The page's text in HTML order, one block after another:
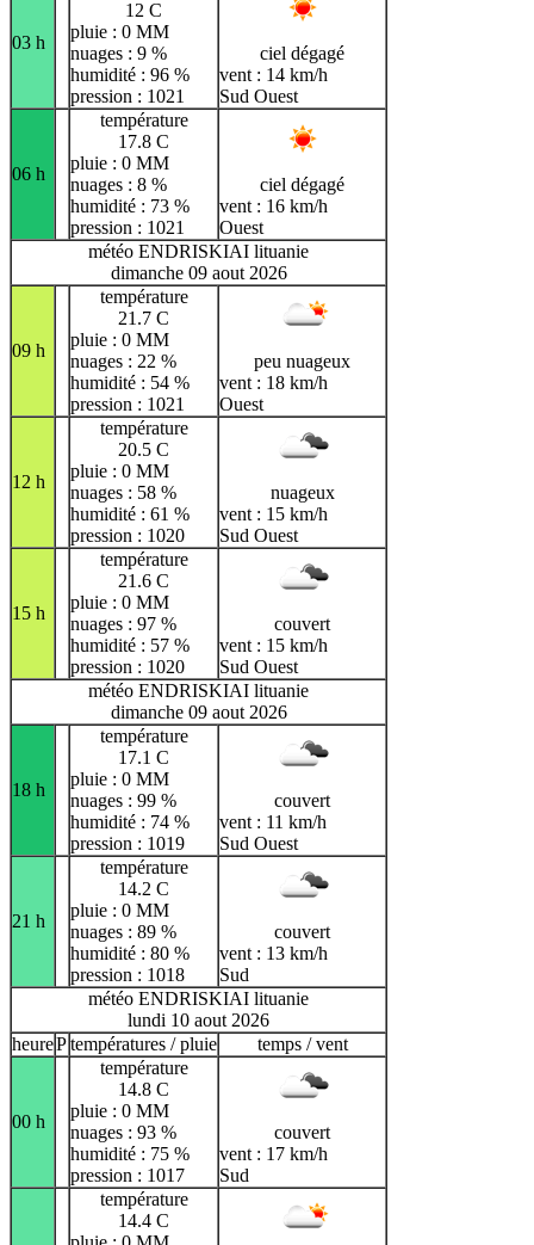
03 h
12 C
pluie : 0 MM
nuages : 9 %
humidité : 96 %
pression : 1021
ciel dégagé
vent : 14 km/h
Sud Ouest
06 h
température
17.8 C
pluie : 0 MM
nuages : 8 %
humidité : 73 %
pression : 1021
ciel dégagé
vent : 16 km/h
Ouest
météo ENDRISKIAI lituanie
dimanche 09 aout 2026
09 h
température
21.7 C
pluie : 0 MM
nuages : 22 %
humidité : 54 %
pression : 1021
peu nuageux
vent : 18 km/h
Ouest
12 h
température
20.5 C
pluie : 0 MM
nuages : 58 %
humidité : 61 %
pression : 1020
nuageux
vent : 15 km/h
Sud Ouest
15 h
température
21.6 C
pluie : 0 MM
nuages : 97 %
humidité : 57 %
pression : 1020
couvert
vent : 15 km/h
Sud Ouest
météo ENDRISKIAI lituanie
dimanche 09 aout 2026
18 h
température
17.1 C
pluie : 0 MM
nuages : 99 %
humidité : 74 %
pression : 1019
couvert
vent : 11 km/h
Sud Ouest
21 h
température
14.2 C
pluie : 0 MM
nuages : 89 %
humidité : 80 %
pression : 1018
couvert
vent : 13 km/h
Sud
météo ENDRISKIAI lituanie
lundi 10 aout 2026
heurePtempératures / pluie temps / vent
00 h
température
14.8 C
pluie : 0 MM
nuages : 93 %
humidité : 75 %
pression : 1017
couvert
vent : 17 km/h
Sud
température
14.4 C